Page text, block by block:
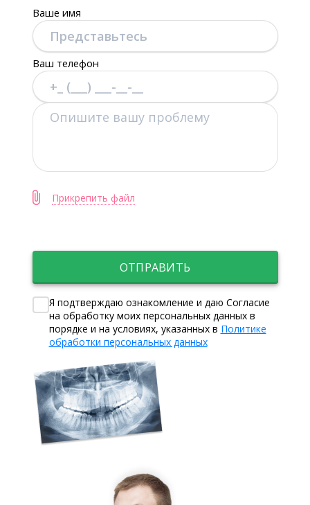
Ваше имя
Ваш телефон
Прикрепить файл
ОТПРАВИТЬ
Я подтверждаю ознакомление и даю Согласие
на обработку моих персональных данных в
порядке и на условиях, указанных в Политике
обработки персональных данных